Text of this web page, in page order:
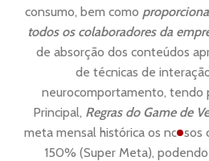
consumo, bem como
todos os colaboradores da
de absorçāo dos conteúdos
de técnicas de
neurocomportamento, tendo
Principal, Regras do Game de
meta mensal histórica os nossos
150% (Super Meta),